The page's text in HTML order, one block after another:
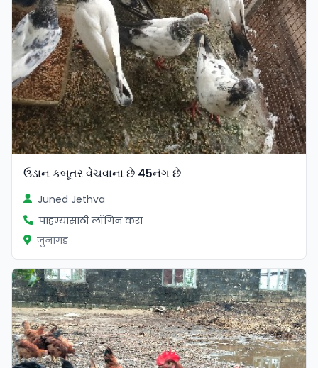
ઉડાન કબૂતર વેચવાના છે 45નંગ છે
Juned Jethva
पाहण्यासाठी लॉगिन करा
जुनागड